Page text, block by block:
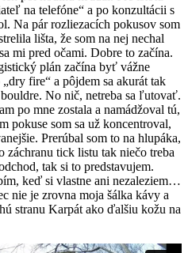
na telefóne“ a po konzultácii s
Na pár rozliezacích pokusov som
lišta, že som na nej nechal
mi pred očami. Dobre to začína.
plán začína byť vážne
fire“ a pôjdem sa akurát tak
No nič, netreba sa ľutovať.
po mne zostala a namádžoval tú,
pokuse som sa už koncentroval,
Prerúbal som to na hlupáka,
záchranu tick listu tak niečo treba
tak si to predstavujem.
keď si vlastne ani nezaleziem…
nie je zrovna moja šálka kávy a
stranu Karpát ako ďalšiu kožu na